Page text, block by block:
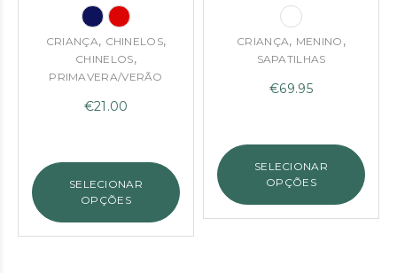
CRIANÇA, CHINELOS,
CHINELOS,
PRIMAVERA/VERÃO
€21.00
SELECIONAR
OPÇÕES
CRIANÇA, MENINO ,
SAPATILHAS
€69.95
SELECIONAR
OPÇÕES